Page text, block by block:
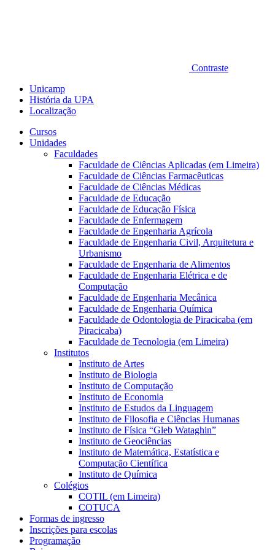
Contraste
Unicamp
História da UPA
Localização
Cursos
Unidades
Faculdades
Faculdade de Ciências Aplicadas (em Limeira)
Faculdade de Ciências Farmacêuticas
Faculdade de Ciências Médicas
Faculdade de Educação
Faculdade de Educação Física
Faculdade de Enfermagem
Faculdade de Engenharia Agrícola
Faculdade de Engenharia Civil, Arquitetura e
Urbanismo
Faculdade de Engenharia de Alimentos
Faculdade de Engenharia Elétrica e de
Computação
Faculdade de Engenharia Mecânica
Faculdade de Engenharia Química
Faculdade de Odontologia de Piracicaba (em
Piracicaba)
Faculdade de Tecnologia (em Limeira)
Institutos
Instituto de Artes
Instituto de Biologia
Instituto de Computação
Instituto de Economia
Instituto de Estudos da Linguagem
Instituto de Filosofia e Ciências Humanas
Instituto de Física “Gleb Wataghin”
Instituto de Geociências
Instituto de Matemática, Estatística e
Computação Científica
Instituto de Química
Colégios
COTIL (em Limeira)
COTUCA
Formas de ingresso
Inscrições para escolas
Programação